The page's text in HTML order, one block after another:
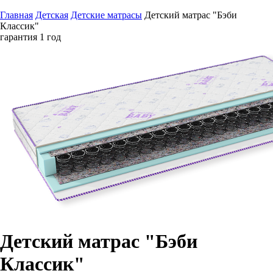
Главная Детская Детские матрасы Детский матрас "Бэби
Классик"
гарантия 1 год
Детский матрас "Бэби
Классик"